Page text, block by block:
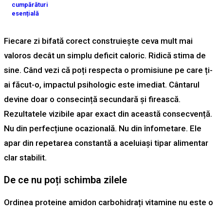
cumpărături
esențială
Fiecare zi bifată corect construiește ceva mult mai
valoros decât un simplu deficit caloric. Ridică stima de
sine. Când vezi că poți respecta o promisiune pe care ți-
ai făcut-o, impactul psihologic este imediat. Cântarul
devine doar o consecință secundară și firească.
Rezultatele vizibile apar exact din această consecvență.
Nu din perfecțiune ocazională. Nu din înfometare. Ele
apar din repetarea constantă a aceluiași tipar alimentar
clar stabilit.
De ce nu poți schimba zilele
Ordinea proteine amidon carbohidrați vitamine nu este o